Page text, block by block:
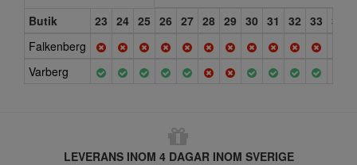
Butik
23 24 25 26 27 28 29 30 31 32 33 34
Falkenberg
Varberg
LEVERANS INOM 4 DAGAR INOM SVERIGE